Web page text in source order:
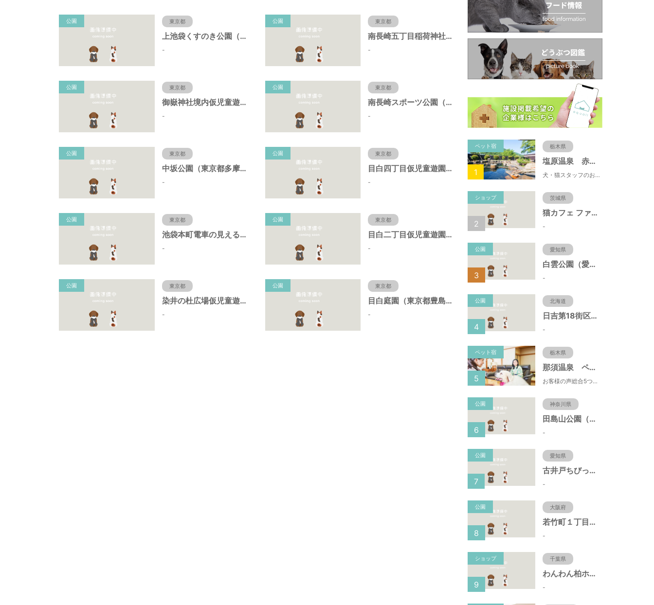
公園 東京都
上池袋くすのき公園（東京都豊島区）
-
公園 東京都
南長崎五丁目稲荷神社境内仮児童遊園（東京都豊島区）
-
公園 東京都
御嶽神社境内仮児童遊園（東京都豊島区）
-
公園 東京都
南長崎スポーツ公園（東京都豊島区）
-
公園 東京都
中坂公園（東京都多摩市）
-
公園 東京都
目白四丁目仮児童遊園（東京都豊島区）
-
公園 東京都
池袋本町電車の見える公園（東京都豊島区）
-
公園 東京都
目白二丁目仮児童遊園（東京都豊島区）
-
公園 東京都
染井の杜広場仮児童遊園（東京都豊島区）
-
公園 東京都
目白庭園（東京都豊島区）
-
ペット宿 栃木県
塩原温泉 赤沢温泉旅館
犬・猫スタッフのおもてニャしが魅力のひとつ♪大自然に囲まれた隠れ家的宿で癒やしの休日を。
1
ショップ 茨城県
猫カフェ ファミリーズ
-
2
公園 愛知県
白雲公園（愛知県名古屋市）
-
3
公園 北海道
日吉第18街区公園（北海道函館市）
-
4
ペット宿 栃木県
那須温泉 ペット＆スパホテル 那須ワン
お客様の声総合5つ星■1日限定４組貸切風呂■室内ドッグランあり♪
5
公園 神奈川県
田島山公園（神奈川県藤沢市）
-
6
公園 愛知県
古井戸ちびっ子広場（愛知県大府市）
-
7
公園 大阪府
若竹町１丁目第３公園（大阪府豊中市）
-
8
ショップ 千葉県
わんわん柏ホームビレッジ（老犬ホーム・老犬ホテル）
-
9